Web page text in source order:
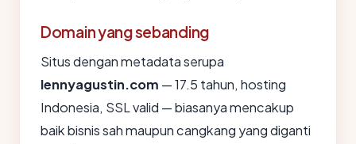
Domain yang sebanding
Situs dengan metadata serupa
lennyagustin.com — 17.5 tahun, hosting
Indonesia, SSL valid — biasanya mencakup
baik bisnis sah maupun cangkang yang diganti